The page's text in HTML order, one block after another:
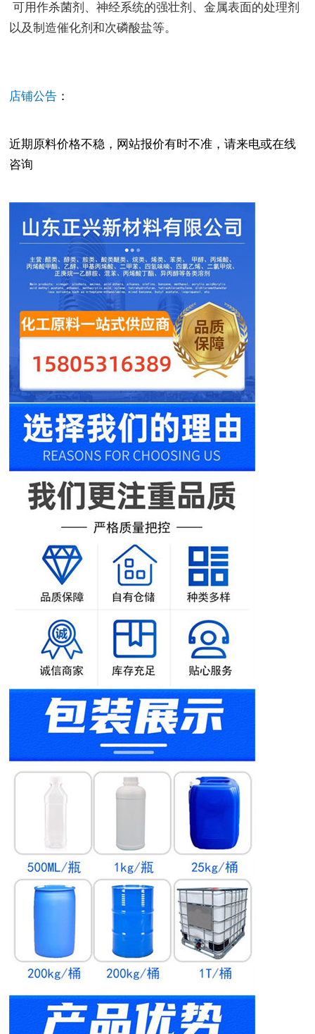
可用作杀菌剂、神经系统的强壮剂、金属表面的处理剂
以及制造催化剂和次磷酸盐等。
店铺公告 ：
近期原料价格不稳，网站报价有时不准，请来电或在线
咨询